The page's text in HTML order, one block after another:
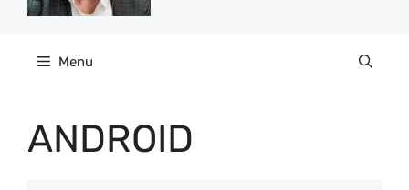
Menu
ANDROID